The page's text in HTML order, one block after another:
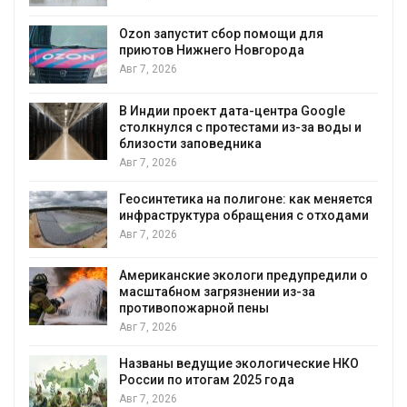
Ozon запустит сбор помощи для
приютов Нижнего Новгорода
Авг 7, 2026
В Индии проект дата-центра Google
столкнулся с протестами из-за воды и
близости заповедника
Авг 7, 2026
Геосинтетика на полигоне: как меняется
инфраструктура обращения с отходами
Авг 7, 2026
Американские экологи предупредили о
масштабном загрязнении из-за
противопожарной пены
Авг 7, 2026
Названы ведущие экологические НКО
России по итогам 2025 года
Авг 7, 2026